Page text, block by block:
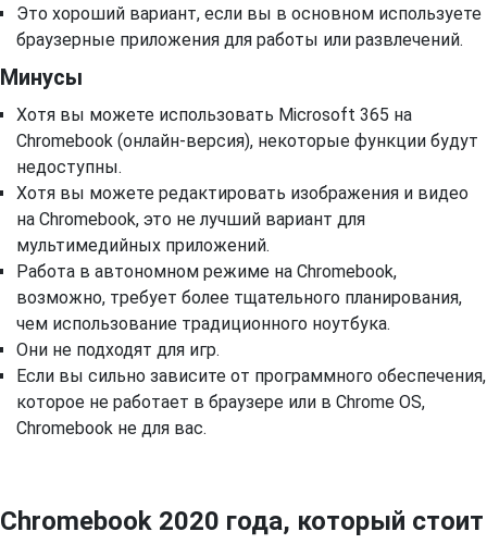
Это хороший вариант, если вы в основном используете
браузерные приложения для работы или развлечений.
Минусы
Хотя вы можете использовать Microsoft 365 на
Chromebook (онлайн-версия), некоторые функции будут
недоступны.
Хотя вы можете редактировать изображения и видео
на Chromebook, это не лучший вариант для
мультимедийных приложений.
Работа в автономном режиме на Chromebook,
возможно, требует более тщательного планирования,
чем использование традиционного ноутбука.
Они не подходят для игр.
Если вы сильно зависите от программного обеспечения,
которое не работает в браузере или в Chrome OS,
Chromebook не для вас.
Chromebook 2020 года, который стоит